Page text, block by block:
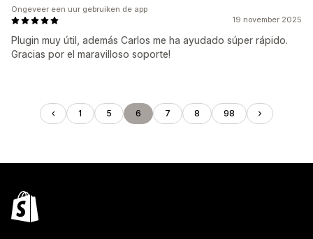
19 november 2025
Plugin muy útil, además Carlos me ha ayudado súper rápido.
Gracias por el maravilloso soporte!
Ongeveer een uur gebruiken de app
1 5 6 7 8 98